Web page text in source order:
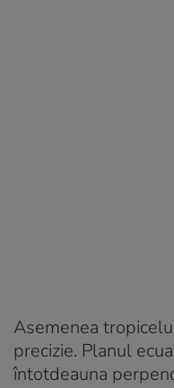
Asemenea
precizie. Planul
întotdeauna